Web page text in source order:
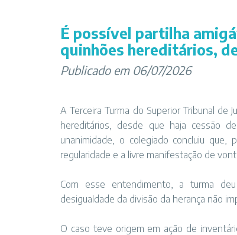
É possível partilha
quinhões hereditários,
Publicado em 06/07/2026
​A Terceira Turma do Superior Tribunal de
hereditários, desde que haja cessão
unanimidade, o colegiado concluiu
regularidade e a livre manifestação de
Com esse entendimento, a turma
desigualdade da divisão da herança não
O caso teve origem em ação de